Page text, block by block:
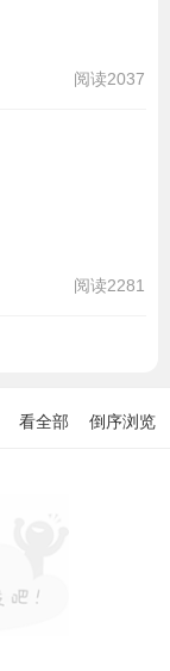
阅读2037
阅读2281
看全部 倒序浏览